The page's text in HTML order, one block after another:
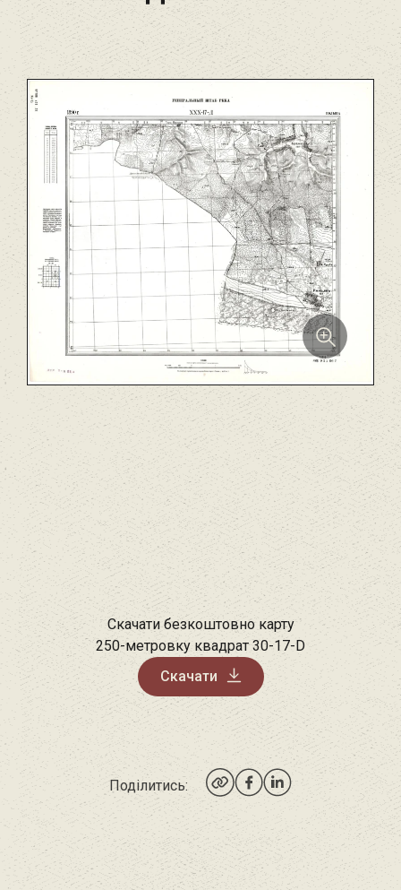
Скачати безкоштовно карту
250-метровку квадрат 30-17-D
Скачати
Поділитись: